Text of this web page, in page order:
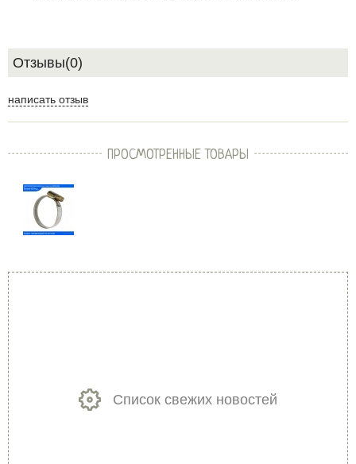
Отзывы(0)
написать отзыв
ПРОСМОТРЕННЫЕ ТОВАРЫ
Список свежих новостей